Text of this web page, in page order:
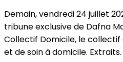
Demain, vendredi 24 juillet
tribune exclusive de Dafna
Collectif Domicile, le collectif
et de soin à domicile. Extraits.